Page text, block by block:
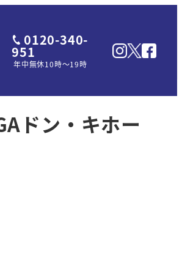
0120-340-
951
年中無休10時～19時
ドン・キホー